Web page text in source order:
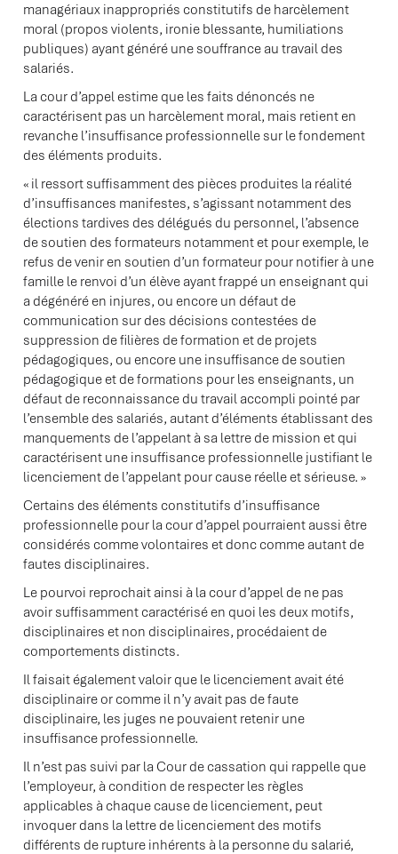
managériaux inappropriés constitutifs de harcèlement
moral (propos violents, ironie blessante, humiliations
publiques) ayant généré une souffrance au travail des
salariés.
La cour d’appel estime que les faits dénoncés ne
caractérisent pas un harcèlement moral, mais retient en
revanche l’insuffisance professionnelle sur le fondement
des éléments produits.
« il ressort suffisamment des pièces produites la réalité
d’insuffisances manifestes, s’agissant notamment des
élections tardives des délégués du personnel, l’absence
de soutien des formateurs notamment et pour exemple, le
refus de venir en soutien d’un formateur pour notifier à une
famille le renvoi d’un élève ayant frappé un enseignant qui
a dégénéré en injures, ou encore un défaut de
communication sur des décisions contestées de
suppression de filières de formation et de projets
pédagogiques, ou encore une insuffisance de soutien
pédagogique et de formations pour les enseignants, un
défaut de reconnaissance du travail accompli pointé par
l’ensemble des salariés, autant d’éléments établissant des
manquements de l’appelant à sa lettre de mission et qui
caractérisent une insuffisance professionnelle justifiant le
licenciement de l’appelant pour cause réelle et sérieuse. »
Certains des éléments constitutifs d’insuffisance
professionnelle pour la cour d’appel pourraient aussi être
considérés comme volontaires et donc comme autant de
fautes disciplinaires.
Le pourvoi reprochait ainsi à la cour d’appel de ne pas
avoir suffisamment caractérisé en quoi les deux motifs,
disciplinaires et non disciplinaires, procédaient de
comportements distincts.
Il faisait également valoir que le licenciement avait été
disciplinaire or comme il n’y avait pas de faute
disciplinaire, les juges ne pouvaient retenir une
insuffisance professionnelle.
Il n’est pas suivi par la Cour de cassation qui rappelle que
l’employeur, à condition de respecter les règles
applicables à chaque cause de licenciement, peut
invoquer dans la lettre de licenciement des motifs
différents de rupture inhérents à la personne du salarié,